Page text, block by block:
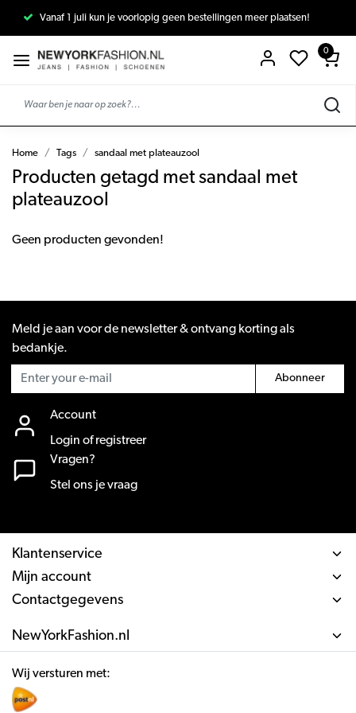
Vanaf 1 juli kun je voorlopig geen bestellingen meer plaatsen!
0
Home Tags sandaal met plateauzool
Producten getagd met sandaal met
plateauzool
Geen producten gevonden!
Meld je aan voor de newsletter & ontvang korting als
bedankje.
Abonneer
Account
Login of registreer
Vragen?
Stel ons je vraag
Klantenservice
Mijn account
Contactgegevens
NewYorkFashion.nl
Wij versturen met: